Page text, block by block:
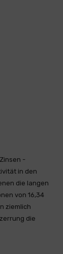
-
in den
die langen
von 16,34
ziemlich
die